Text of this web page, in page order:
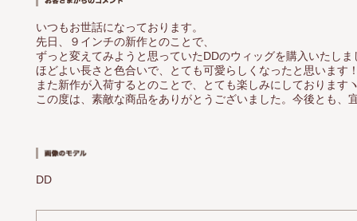
いつもお世話になっております。
先日、９インチの新作とのことで、
ずっと変えてみようと思っていたDDのウィッグを購入いたしま
ほどよい長さと色合いで、とても可愛らしくなったと思います
また新作が入荷するとのことで、とても楽しみにしております
この度は、素敵な商品をありがとうございました。今後とも、
DD